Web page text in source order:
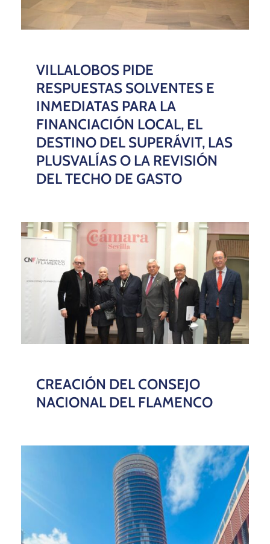
VILLALOBOS PIDE
RESPUESTAS SOLVENTES E
INMEDIATAS PARA LA
FINANCIACIÓN LOCAL, EL
DESTINO DEL SUPERÁVIT, LAS
PLUSVALÍAS O LA REVISIÓN
DEL TECHO DE GASTO
CREACIÓN DEL CONSEJO
NACIONAL DEL FLAMENCO